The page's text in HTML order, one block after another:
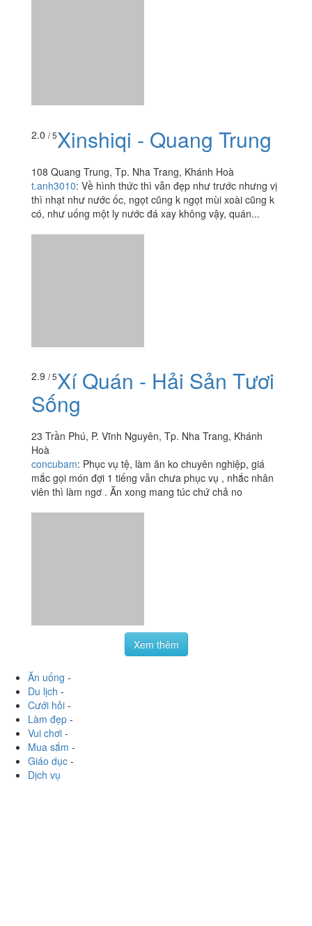
Xí Quán - Hải Sản Tươi
Sống
23 Trần Phú, P. Vĩnh Nguyên, Tp. Nha Trang, Khánh
Hoà
Xem thêm
Ăn uống-
Du lịch-
Cưới hỏi -